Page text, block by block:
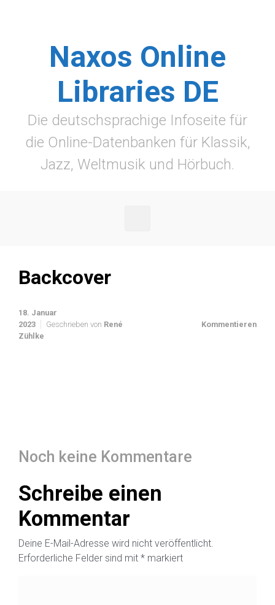
Naxos Online
Libraries DE
Die deutschsprachige Infoseite für
die Online-Datenbanken für Klassik,
Jazz, Weltmusik und Hörbuch.
Backcover
18. Januar
2023
Geschrieben von René
Zühlke
Kommentieren
Noch keine Kommentare
Schreibe einen
Kommentar
Deine E-Mail-Adresse wird nicht veröffentlicht.
Erforderliche Felder sind mit * markiert